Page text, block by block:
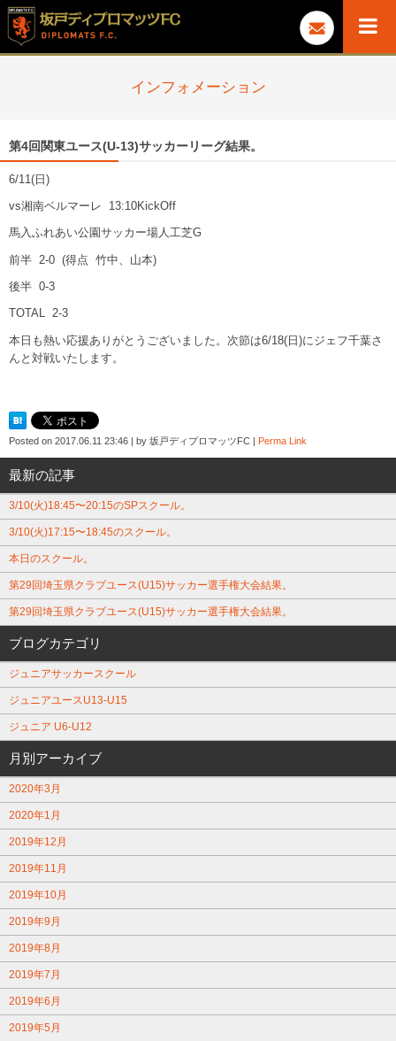
インフォメーション
第4回関東ユース(U-13)サッカーリーグ結果。
6/11(日)
vs湘南ベルマーレ 13:10KickOff
馬入ふれあい公園サッカー場人工芝G
前半 2-0 (得点 竹中、山本)
後半 0-3
TOTAL 2-3
本日も熱い応援ありがとうございました。次節は6/18(日)にジェフ千葉さ
んと対戦いたします。
Posted on 2017.06.11 23:46 | by 坂戸ディプロマッツFC | Perma Link
最新の記事
3/10(火)18:45〜20:15のSPスクール。
3/10(火)17:15〜18:45のスクール。
本日のスクール。
第29回埼玉県クラブユース(U15)サッカー選手権大会結果。
第29回埼玉県クラブユース(U15)サッカー選手権大会結果。
ブログカテゴリ
ジュニアサッカースクール
ジュニアユースU13-U15
ジュニア U6-U12
月別アーカイブ
2020年3月
2020年1月
2019年12月
2019年11月
2019年10月
2019年9月
2019年8月
2019年7月
2019年6月
2019年5月